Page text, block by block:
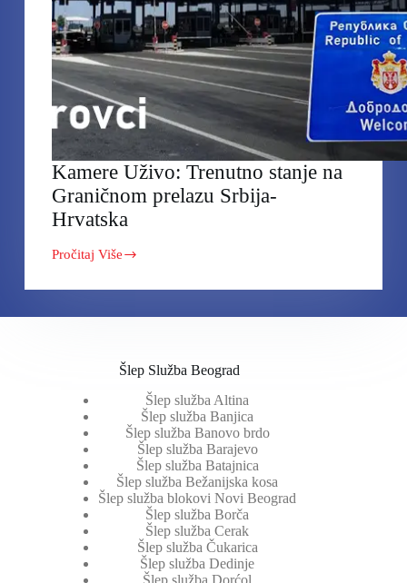
Kamere Uživo: Trenutno stanje na
Graničnom prelazu Srbija-
Hrvatska
Pročitaj Više
Kamere
Trenutno
Šlep Služba Beograd
Šlep služba Altina
Šlep služba Banjica
Šlep služba Banovo brdo
Šlep služba Barajevo
Šlep služba Batajnica
Šlep služba Bežanijska kosa
Šlep služba blokovi Novi Beograd
Šlep služba Borča
Šlep služba Cerak
Šlep služba Čukarica
Šlep služba Dedinje
Šlep služba Dorćol